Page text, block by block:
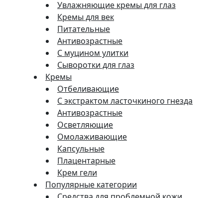
Увлажняющие кремы для глаз
Кремы для век
Питательные
Антивозрастные
С муцином улитки
Сыворотки для глаз
Кремы
Отбеливающие
С экстрактом ласточкиного гнезда
Антивозрастные
Осветляющие
Омолаживающие
Капсульные
Плацентарные
Крем гели
Популярные категории